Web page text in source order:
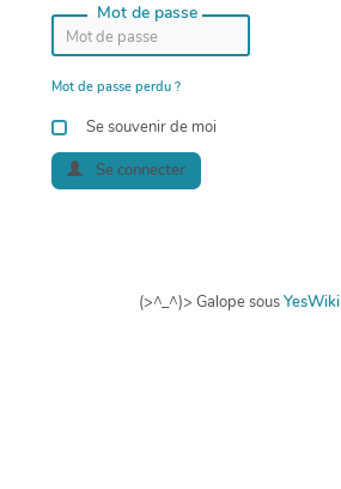
Mot de passe
Mot de passe perdu ?
Se souvenir de moi
Se connecter
(>^_^)> Galope sousYesWiki